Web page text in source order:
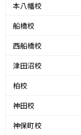
本八幡校
船橋校
西船橋校
津田沼校
柏校
神田校
神保町校